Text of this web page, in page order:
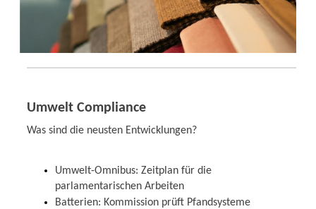
Umwelt Compliance
Was sind die neusten Entwicklungen?
Umwelt-Omnibus: Zeitplan für die
parlamentarischen Arbeiten
Batterien: Kommission prüft Pfandsysteme